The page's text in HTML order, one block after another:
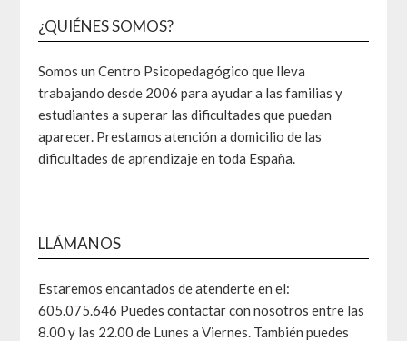
¿QUIÉNES SOMOS?
Somos un Centro Psicopedagógico que lleva
trabajando desde 2006 para ayudar a las familias y
estudiantes a superar las dificultades que puedan
aparecer. Prestamos atención a domicilio de las
dificultades de aprendizaje en toda España.
LLÁMANOS
Estaremos encantados de atenderte en el:
605.075.646 Puedes contactar con nosotros entre las
8.00 y las 22.00 de Lunes a Viernes. También puedes